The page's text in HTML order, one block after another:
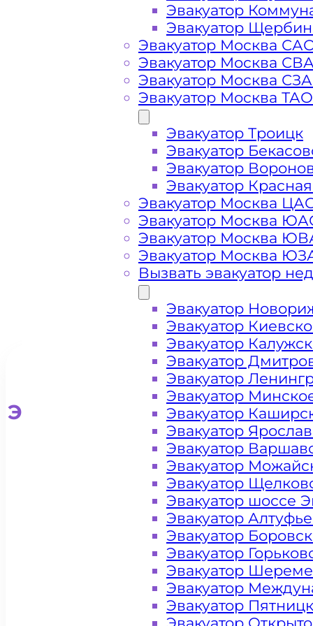
Стоимость
услуг
эвакуатора в
Подолино
Эвакуатор для легковых
Эвакуатор
Эвакуатор
Эвакуатор Москва
Эвакуатор Москва
Эвакуатор Москва
Эвакуатор Москва ТАО
Эвакуатор Троицк
Эвакуатор
Эвакуатор
Эвакуатор
Эвакуатор Москва
Эвакуатор Москва
Эвакуатор Москва
Эвакуатор Москва
Вызвать эвакуатор
Эвакуатор
Эвакуатор
Эвакуатор
Эвакуатор
Эвакуатор
Эвакуатор
Эвакуатор
Эвакуатор
Эвакуатор
Эвакуатор
Эвакуатор
Эвакуатор шоссе
Эвакуатор
Эвакуатор
Эвакуатор
Эвакуатор
Эвакуатор
Эвакуатор